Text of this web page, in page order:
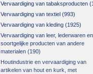
Vervaardiging van tabaksproducten
Vervaardiging van textiel (993)
Vervaardiging van kleding (1925)
Vervaardiging van leer, lederwaren en
soortgelijke producten van andere
materialen (190)
Houtindustrie en vervaardiging van
artikelen van hout en kurk, met